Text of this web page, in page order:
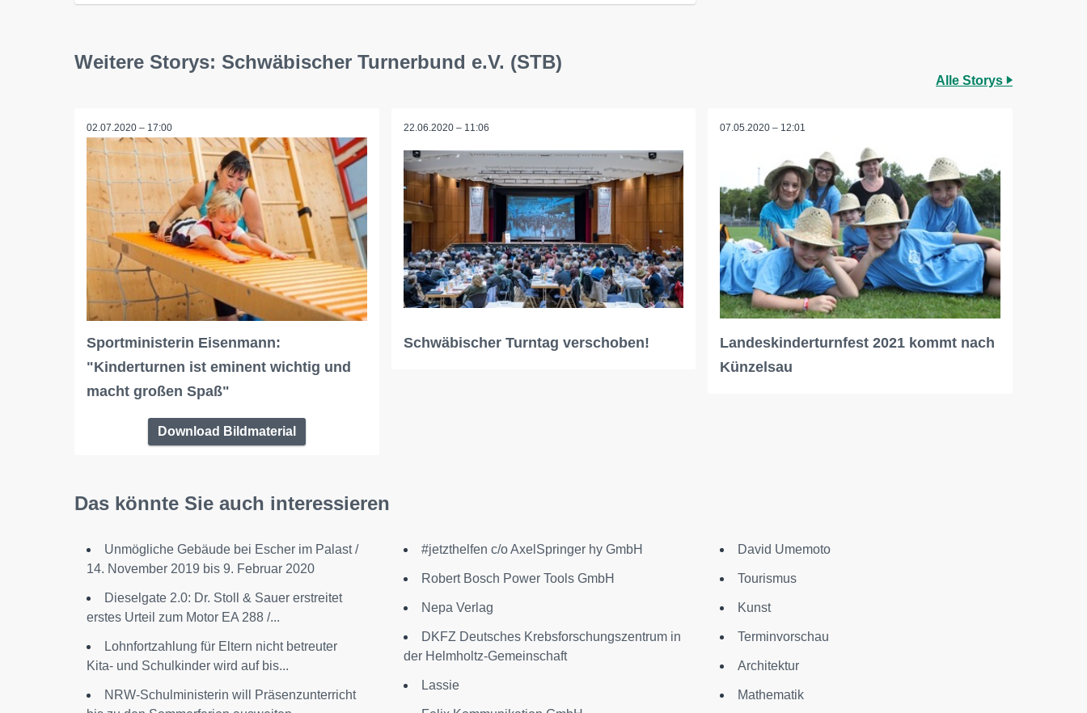
Weitere Storys: Schwäbischer Turnerbund e.V. (STB)
Alle Storys
02.07.2020 – 17:00
Sportministerin Eisenmann:
"Kinderturnen ist eminent wichtig und
macht großen Spaß"
Download Bildmaterial
22.06.2020 – 11:06
Schwäbischer Turntag verschoben!
07.05.2020 – 12:01
Landeskinderturnfest 2021 kommt nach
Künzelsau
Das könnte Sie auch interessieren
Unmögliche Gebäude bei Escher im Palast /
14. November 2019 bis 9. Februar 2020
Dieselgate 2.0: Dr. Stoll & Sauer erstreitet
erstes Urteil zum Motor EA 288 /...
Lohnfortzahlung für Eltern nicht betreuter
Kita- und Schulkinder wird auf bis...
NRW-Schulministerin will Präsenzunterricht
#jetzthelfen c/o AxelSpringer hy GmbH
Robert Bosch Power Tools GmbH
Nepa Verlag
DKFZ Deutsches Krebsforschungszentrum in
der Helmholtz-Gemeinschaft
Lassie
David Umemoto
Tourismus
Kunst
Terminvorschau
Architektur
Mathematik